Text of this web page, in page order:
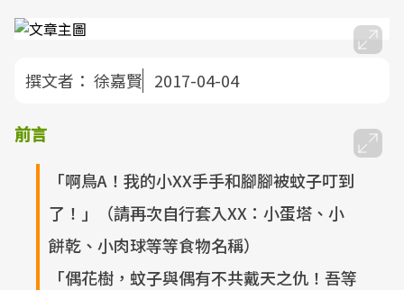
撰文者： 徐嘉賢 2017-04-04
前言
「啊鳥A！我的小XX手手和腳腳被蚊子叮到
了！」（請再次自行套入XX：小蛋塔、小
餅乾、小肉球等等食物名稱）
「偶花樹，蚊子與偶有不共戴天之仇！吾等